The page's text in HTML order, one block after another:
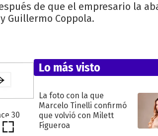
de que el empresario la
Guillermo Coppola.
Lo más visto
La foto con la que
Marcelo Tinelli confirmó
que volvió con Milett
Figueroa